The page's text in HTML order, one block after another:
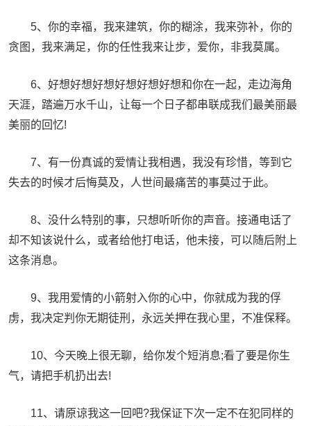
5、你的幸福，我来建筑，你的糊涂，我来弥补，你的
贪图，我来满足，你的任性我来让步，爱你，非我莫属。
6、好想好想好想好想好想好想和你在一起，走边海角
天涯，踏遍万水千山，让每一个日子都串联成我们最美丽最
美丽的回忆!
7、有一份真诚的爱情让我相遇，我没有珍惜，等到它
失去的时候才后悔莫及，人世间最痛苦的事莫过于此。
8、没什么特别的事，只想听听你的声音。接通电话了
却不知该说什么，或者给他打电话，他未接，可以随后附上
这条消息。
9、我用爱情的小箭射入你的心中，你就成为我的俘
虏，我决定判你无期徒刑，永远关押在我心里，不准保释。
10、今天晚上很无聊，给你发个短消息;看了要是你生
气，请把手机扔出去!
11、请原谅我这一回吧?我保证下次一定不在犯同样的